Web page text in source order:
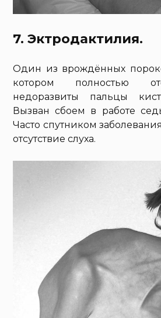
7. Эктродактилия.
Один из врождённых
котором полностью
недоразвиты пальцы
Вызван сбоем в работе
Часто спутником
отсутствие слуха.